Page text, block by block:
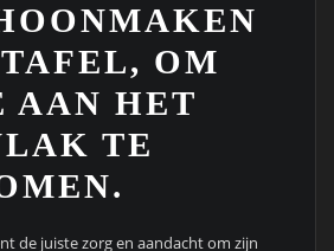
OM
AAN HET
TE
de juiste zorg en aandacht om zijn